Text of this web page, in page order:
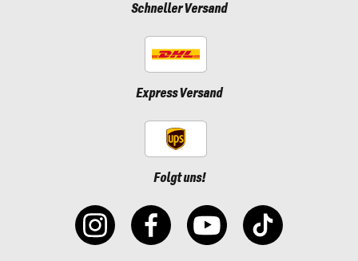
Schneller Versand
Express Versand
Folgt uns!